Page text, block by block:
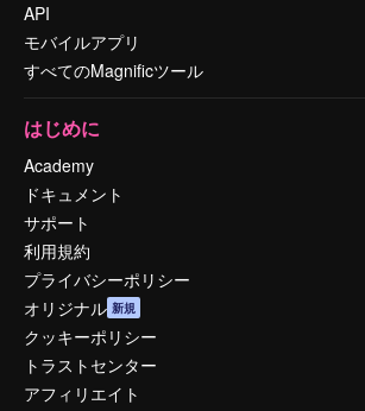
API
モバイルアプリ
すべてのMagnificツール
はじめに
Academy
ドキュメント
サポート
利用規約
プライバシーポリシー
オリジナル 新規
クッキーポリシー
トラストセンター
アフィリエイト